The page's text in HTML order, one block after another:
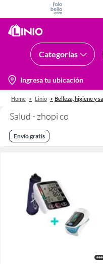
Categorías
location-
icon
Ingresa tu ubicación
Home Linio Belleza, higiene y
Salud - zhopi co
Envío gratis